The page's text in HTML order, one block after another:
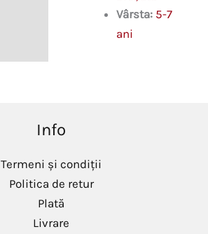
Vârsta: 5-7
ani
Info
Termeni și condiții
Politica de retur
Plată
Livrare